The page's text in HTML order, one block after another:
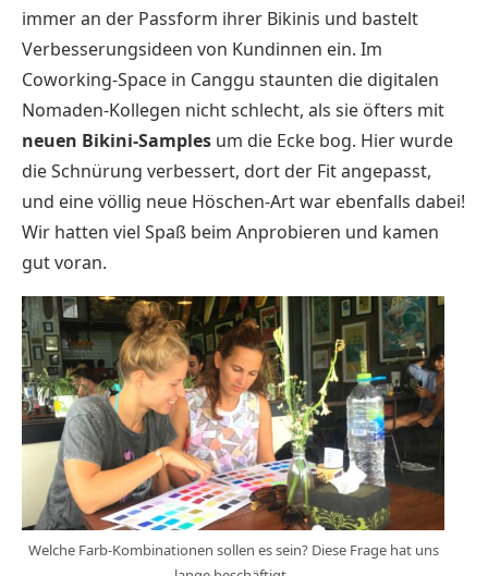
immer an der Passform ihrer Bikinis und bastelt
Verbesserungsideen von Kundinnen ein. Im
Coworking-Space in Canggu staunten die digitalen
Nomaden-Kollegen nicht schlecht, als sie öfters mit
neuen Bikini-Samples um die Ecke bog. Hier wurde
die Schnürung verbessert, dort der Fit angepasst,
und eine völlig neue Höschen-Art war ebenfalls dabei!
Wir hatten viel Spaß beim Anprobieren und kamen
gut voran.
Welche Farb-Kombinationen sollen es sein? Diese Frage hat uns